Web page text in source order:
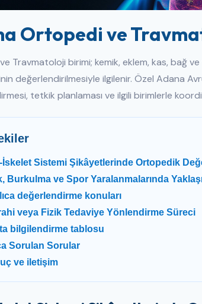
Ortopedi ve
Travmatoloji birimi; kemik, eklem, kas, bağ ve
değerlendirilmesiyle ilgilenir. Özel Adana
tetkik planlaması ve ilgili birimlerle
İskelet Sistemi Şikâyetlerinde Ortopedik
Burkulma ve Spor Yaralanmalarında
değerlendirme konuları
veya Fizik Tedaviye Yönlendirme Süreci
bilgilendirme tablosu
Sorulan Sorular
ve iletişim